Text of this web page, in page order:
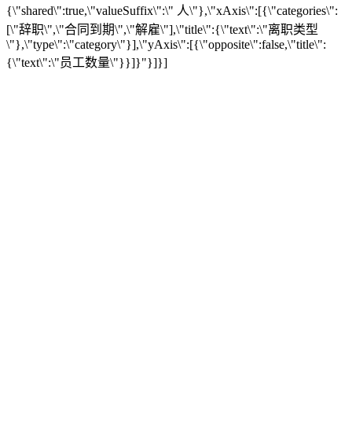
{\"shared\":true,\"valueSuffix\":\" 人\"},\"xAxis\":[{\"categories\":
[\"辞职\",\"合同到期\",\"解雇\"],\"title\":{\"text\":\"离职类型
\"},\"type\":\"category\"}],\"yAxis\":[{\"opposite\":false,\"title\":
{\"text\":\"员工数量\"}}]}"}]}]